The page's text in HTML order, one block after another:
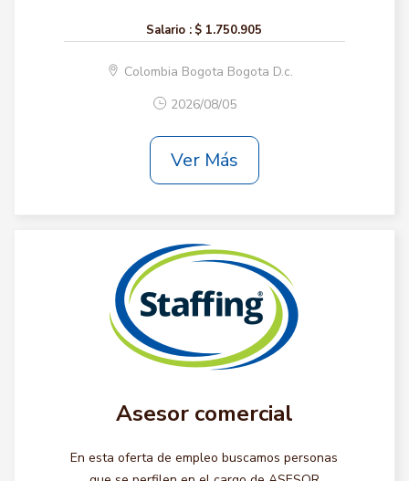
Salario : $ 1.750.905
Colombia Bogota Bogota D.c.
2026/08/05
Ver Más
Asesor comercial
En esta oferta de empleo buscamos personas